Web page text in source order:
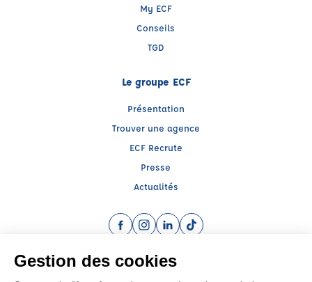
My ECF
Conseils
TGD
Le groupe ECF
Présentation
Trouver une agence
ECF Recrute
Presse
Actualités
Facebook (nouvelle fenêtre)
Instagram (nouvelle fenêtre)
LinkedIn (nouvelle fenêtre)
TikTok (nouvelle fenêtre)
Raison sociale : AUTO MOTO ECOLE DE SANNOIS - Capital social: 7622€